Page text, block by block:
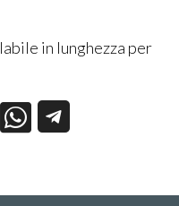
in lunghezza per